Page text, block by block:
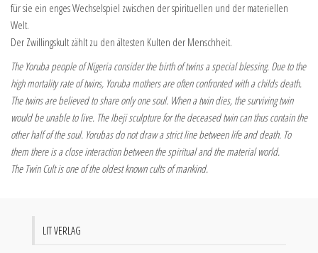
für sie ein enges Wechselspiel zwischen der spirituellen und der materiellen
Welt.
Der Zwillingskult zählt zu den ältesten Kulten der Menschheit.
The Yoruba people of Nigeria consider the birth of twins a special blessing. Due to the
high mortality rate of twins, Yoruba mothers are often confronted with a childs death.
The twins are believed to share only one soul. When a twin dies, the surviving twin
would be unable to live. The Ibeji sculpture for the deceased twin can thus contain the
other half of the soul. Yorubas do not draw a strict line between life and death. To
them there is a close interaction between the spiritual and the material world.
The Twin Cult is one of the oldest known cults of mankind.
LIT VERLAG